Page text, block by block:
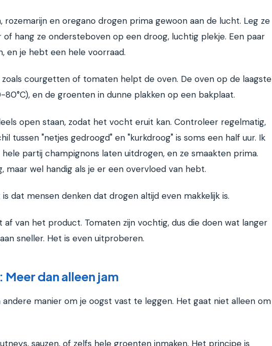
rozemarijn en oregano drogen prima gewoon aan de lucht. Leg ze
hang ze ondersteboven op een droog, luchtig plekje. Een paar
en je hebt een hele voorraad.
courgetten of tomaten helpt de oven. De oven op de laagste
en de groenten in dunne plakken op een bakplaat.
open staan, zodat het vocht eruit kan. Controleer regelmatig,
tussen "netjes gedroogd" en "kurkdroog" is soms een half uur. Ik
partij champignons laten uitdrogen, en ze smaakten prima.
maar wel handig als je er een overvloed van hebt.
dat mensen denken dat drogen altijd even makkelijk is.
af van het product. Tomaten zijn vochtig, dus die doen wat langer
sneller. Het is even uitproberen.
Meer dan alleen jam
andere manier om je oogst vast te leggen. Het gaat niet alleen om
sauzen, of zelfs hele groenten inmaken. Het principe is